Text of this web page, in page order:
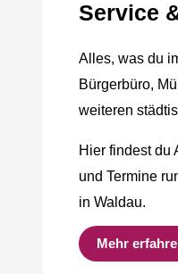
Service
Alles, was du
Bürgerbüro,
weiteren
Hier findest du
und Termine
in Waldau.
Mehr